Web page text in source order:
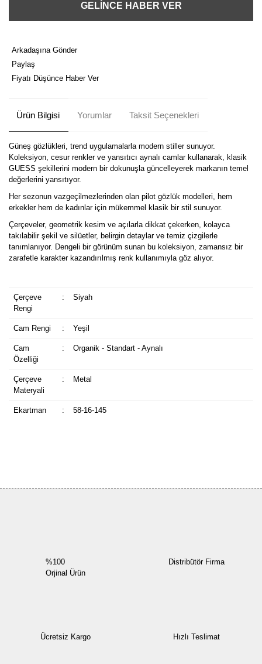
GELİNCE HABER VER
Arkadaşına Gönder
Paylaş
Fiyatı Düşünce Haber Ver
Ürün Bilgisi Yorumlar Taksit Seçenekleri
Güneş gözlükleri, trend uygulamalarla modern stiller sunuyor.
Koleksiyon, cesur renkler ve yansıtıcı aynalı camlar kullanarak, klasik
GUESS şekillerini modern bir dokunuşla güncelleyerek markanın temel
değerlerini yansıtıyor.
Her sezonun vazgeçilmezlerinden olan pilot gözlük modelleri, hem
erkekler hem de kadınlar için mükemmel klasik bir stil sunuyor.
Çerçeveler, geometrik kesim ve açılarla dikkat çekerken, kolayca
takılabilir şekil ve silüetler, belirgin detaylar ve temiz çizgilerle
tanımlanıyor. Dengeli bir görünüm sunan bu koleksiyon, zamansız bir
zarafetle karakter kazandırılmış renk kullanımıyla göz alıyor.
Çerçeve
Rengi
: Siyah
Cam Rengi : Yeşil
Cam
Özelliği
: Organik - Standart - Aynalı
Çerçeve
Materyali
: Metal
Ekartman : 58-16-145
%100
Orjinal Ürün
Distribütör Firma
Ücretsiz Kargo Hızlı Teslimat